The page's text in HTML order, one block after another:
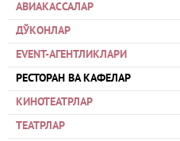
АВИАКАССАЛАР
ДЎКОНЛАР
EVENT-АГЕНТЛИКЛАРИ
РЕСТОРАН ВА КАФЕЛАР
КИНОТЕАТРЛАР
ТЕАТРЛАР